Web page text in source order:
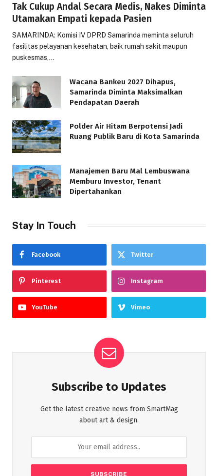
Tak Cukup Andal Secara Medis, Nakes Diminta
Utamakan Empati kepada Pasien
SAMARINDA: Komisi IV DPRD Samarinda meminta seluruh
fasilitas pelayanan kesehatan, baik rumah sakit maupun
puskesmas,…
Wacana Bankeu 2027 Dihapus,
Samarinda Diminta Maksimalkan
Pendapatan Daerah
Polder Air Hitam Berpotensi Jadi
Ruang Publik Baru di Kota Samarinda
Manajemen Baru Mal Lembuswana
Memburu Investor, Tenant
Dipertahankan
Stay In Touch
Facebook Twitter
Pinterest Instagram
YouTube Vimeo
Subscribe to Updates
Get the latest creative news from SmartMag
about art & design.